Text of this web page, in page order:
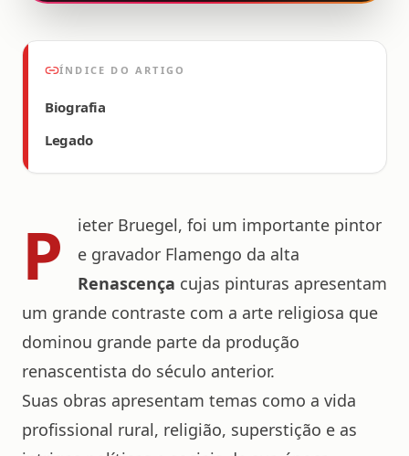
ÍNDICE DO ARTIGO
Biografia
Legado
P
ieter Bruegel, foi um importante pintor
e gravador Flamengo da alta
Renascença cujas pinturas apresentam
um grande contraste com a arte religiosa que
dominou grande parte da produção
renascentista do século anterior.
Suas obras apresentam temas como a vida
profissional rural, religião, superstição e as